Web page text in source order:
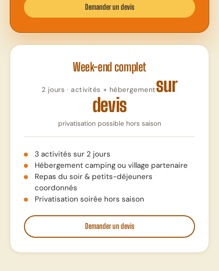
Demander un devis
Week-end complet
2 jours · activités + hébergementsur
devis
privatisation possible hors saison
3 activités sur 2 jours
Hébergement camping ou village partenaire
Repas du soir & petits-déjeuners
coordonnés
Privatisation soirée hors saison
Demander un devis